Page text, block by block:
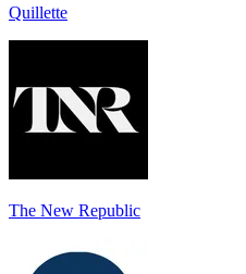
Quillette
The New Republic